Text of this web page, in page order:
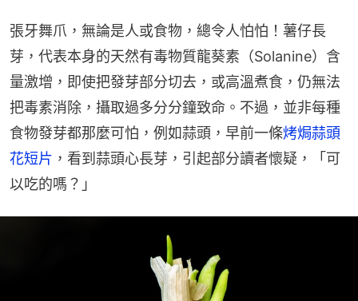
張牙舞爪，無論是人或食物，總令人怕怕！薯仔長
芽，代表本身的天然有毒物質龍葵素（Solanine）含
量激增，即使把發芽部分切去，或高溫煮食，仍無法
把毒素消除，攝取過多分分鐘致命。不過，並非每種
食物發芽都那麼可怕，例如蒜頭，早前一條烤焗蒜頭
花短片 ，看到蒜頭心長芽，引起部分讀者懷疑，「可
以吃的嗎？」